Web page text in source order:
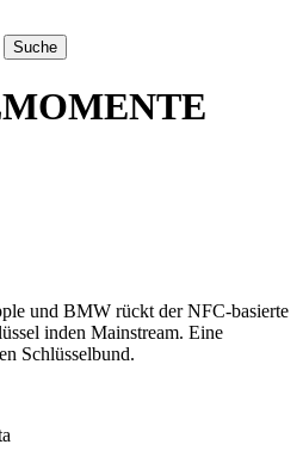
und BMW rückt der NFC-basierte
inden Mainstream. Eine
Schlüsselbund.